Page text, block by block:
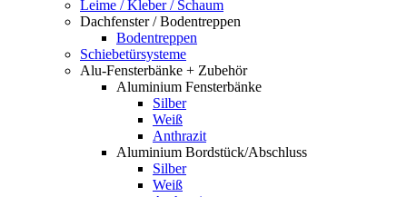
Leime / Kleber / Schaum
Dachfenster / Bodentreppen
Bodentreppen
Schiebetürsysteme
Alu-Fensterbänke + Zubehör
Aluminium Fensterbänke
Silber
Weiß
Anthrazit
Aluminium Bordstück/Abschluss
Silber
Weiß